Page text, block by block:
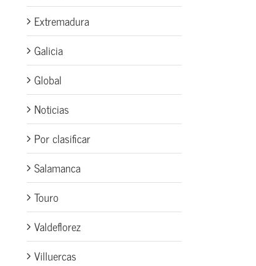
Extremadura
Galicia
Global
Noticias
Por clasificar
Salamanca
Touro
Valdeflorez
Villuercas